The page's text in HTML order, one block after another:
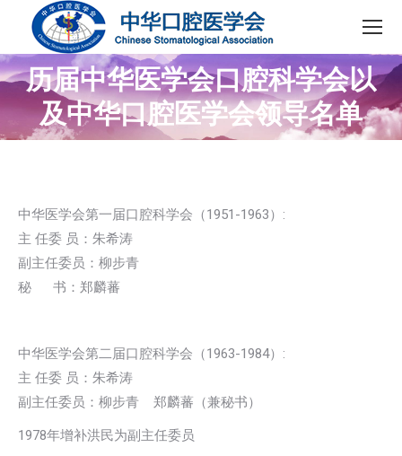
历届中华医学会口腔科学会以
及中华口腔医学会领导名单
您在这里：
中华医学会第一届口腔科学会（1951-1963）:
主 任委 员：朱希涛
副主任委员：柳步青
秘 书：郑麟蕃
中华医学会第二届口腔科学会（1963-1984）:
主 任委 员：朱希涛
副主任委员：柳步青 郑麟蕃（兼秘书）
1978年增补洪民为副主任委员